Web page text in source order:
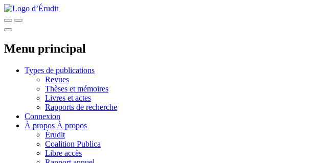
Menu principal
Types de publications
Revues
Thèses et mémoires
Livres et actes
Rapports de recherche
Connexion
À propos À propos
Érudit
Coalition Publica
Libre accès